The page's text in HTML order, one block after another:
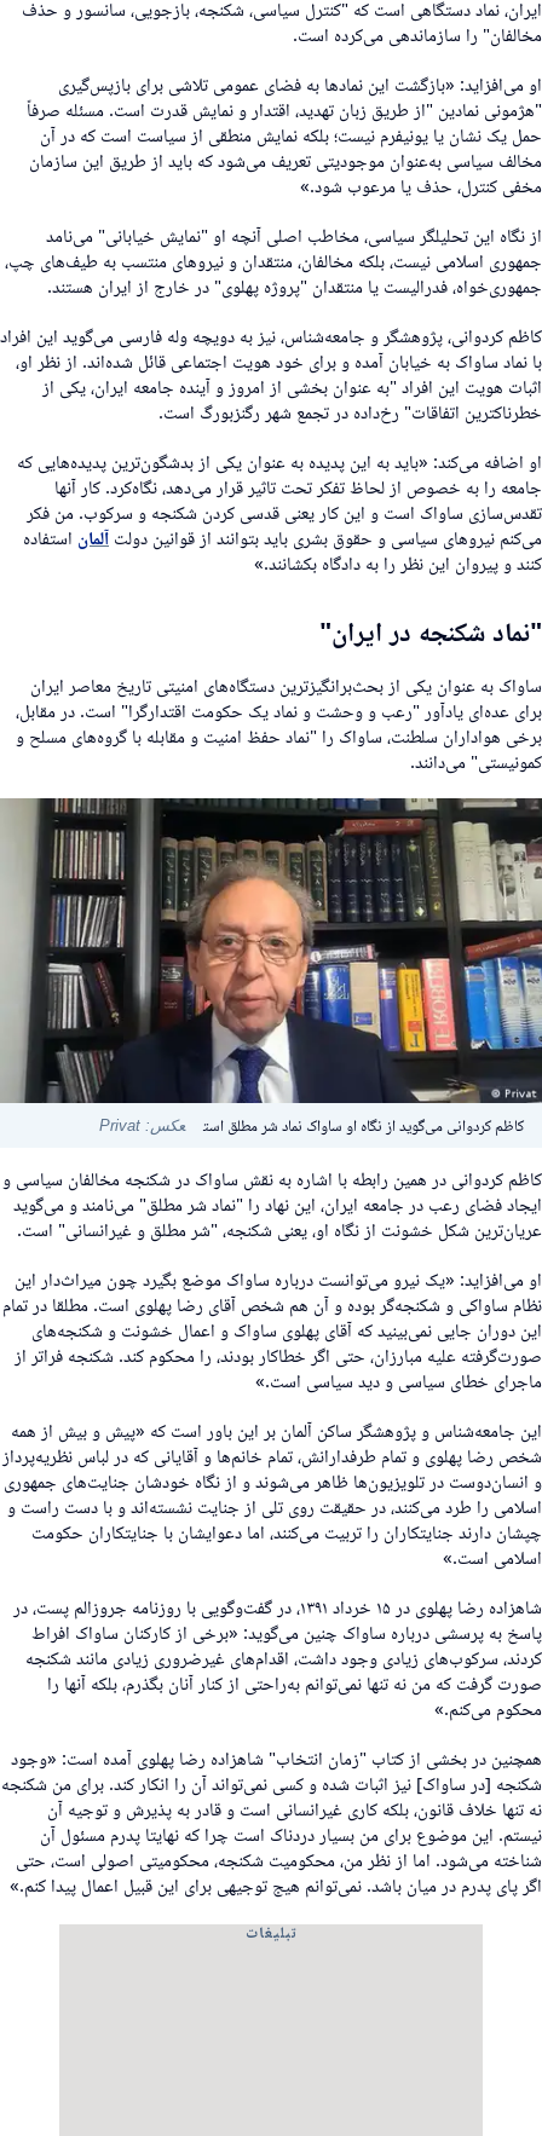
نماد دستگاهی است که "کنترل سیاسی، شکنجه، بازجویی، سانسور و حذف
را سازماندهی می‌کردە است.
می‌افزاید: «بازگشت این نمادها به فضای عمومی تلاشی برای بازپس‌گیری
نمادین "از طریق زبان تهدید، اقتدار و نمایش قدرت است. مسئله صرفاً
یک نشان یا یونیفرم نیست؛ بلکه نمایش منطقی از سیاست است که در آن
سیاسی به‌عنوان موجودیتی تعریف می‌شود کە باید از طریق این سازمان
کنترل، حذف یا مرعوب شود.»
نگاه این تحلیلگر سیاسی، مخاطب اصلی آنچه او "نمایش خیابانی" می‌نامد
اسلامی نیست، بلکه مخالفان، منتقدان و نیروهای منتسب به طیف‌های چپ،
فدرالیست یا منتقدان "پروژه پهلوی" در خارج از ایران هستند.
کردوانی، پژوهشگر و جامعه‌شناس، نیز به دویچه وله فارسی می‌گوید این افراد
نماد ساواک به خیابان آمده و برای خود هویت اجتماعی قائل شده‌اند. از نظر او،
هویت این افراد "به عنوان بخشی از امروز و آینده جامعه ایران، یکی از
اتفاقات" رخ‌داده در تجمع شهر رگنزبورگ است.
اضافه می‌کند: «باید به این پدیده به عنوان یکی از بدشگون‌ترین پدیده‌هایی که
را به خصوص از لحاظ تفکر تحت تاثیر قرار می‌دهد، نگاه‌کرد. کار آنها
ساواک است و این کار یعنی قدسی کردن شکنجه و سرکوب. من فکر
نیروهای سیاسی و حقوق بشری باید بتوانند از قوانین دولت آلماناستفاده
و پیروان این نظر را به دادگاه بکشانند.»
شکنجه در ایران"
به عنوان یکی از بحث‌برانگیزترین دستگاه‌های امنیتی تاریخ معاصر ایران
عده‌ای یادآور "رعب و وحشت و نماد یک حکومت اقتدارگرا" است. در مقابل،
هواداران سلطنت، ساواک را "نماد حفظ امنیت و مقابله با گروه‌های مسلح و
می‌دانند.
کاظم کردوانی می‌گوید از نگاه او ساواک نماد شر مطلق است عکس: Privat
کردوانی در همین رابطه با اشاره به نقش ساواک در شکنجه مخالفان سیاسی و
فضای رعب در جامعه ایران، این نهاد را "نماد شر مطلق" می‌نامند و می‌گوید
شکل خشونت از نگاه او، یعنی شکنجه، "شر مطلق و غیرانسانی" است.
می‌افزاید: «یک نیرو می‌توانست درباره ساواک موضع بگیرد چون میراث‌دار این
ساواکی و شکنجه‌گر بوده و آن هم شخص آقای رضا پهلوی است. مطلقا در تمام
دوران جایی نمی‌بینید که آقای پهلوی ساواک و اعمال خشونت و شکنجه‌های
علیه مبارزان، حتی اگر خطاکار بودند، را محکوم کند. شکنجه فراتر از
خطای سیاسی و دید سیاسی است.»
جامعه‌شناس و پژوهشگر ساکن آلمان بر این باور است که «پیش و بیش از همه
رضا پهلوی و تمام طرفدارانش، تمام خانم‌ها و آقایانی که در لباس نظریه‌پرداز
انسان‌دوست در تلویزیون‌ها ظاهر می‌شوند و از نگاه خودشان جنایت‌های جمهوری
را طرد می‌کنند، در حقیقت روی تلی از جنایت نشسته‌اند و با دست راست و
دارند جنایتکاران را تربیت می‌کنند، اما دعوایشان با جنایتکاران حکومت
است.»
شاهزاده رضا پهلوی در ۱۵ خرداد ۱۳۹۱، در گفت‌وگویی با روزنامه جروزالم پست، در
به پرسشی درباره ساواک چنین می‌گوید: «برخی از کارکنان ساواک افراط
سرکوب‌های زیادی وجود داشت، اقدام‌های غیرضروری زیادی مانند شکنجه
گرفت که من نه تنها نمی‌توانم به‌راحتی از کنار آنان بگذرم، بلکه آنها را
می‌کنم.»
در بخشی از کتاب "زمان انتخاب" شاهزاده رضا پهلوی آمده است: «وجود
[در ساواک] نیز اثبات شده و کسی نمی‌تواند آن را انکار کند. برای من شکنجه
تنها خلاف قانون، بلکه کاری غیرانسانی است و قادر به پذیرش و توجیه آن
این موضوع برای من بسیار دردناک است چرا که نهایتا پدرم مسئول آن
می‌شود. اما از نظر من، محکومیت شکنجه، محکومیتی اصولی است، حتی
پای پدرم در میان باشد. نمی‌توانم هیج توجیهی برای این قبیل اعمال پیدا کنم.»
تبلیغات